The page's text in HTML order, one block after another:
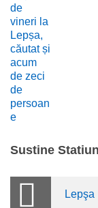
Sustine
Lepşa